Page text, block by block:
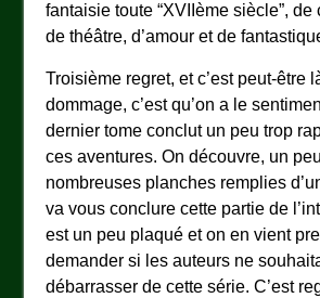
fantaisie toute “XVIIème siècle”, de
de théâtre, d’amour et de
Troisième regret, et c’est peut-être
dommage, c’est qu’on a le
dernier tome conclut un peu trop
ces aventures. On découvre, un
nombreuses planches remplies
va vous conclure cette partie de
est un peu plaqué et on en vient
demander si les auteurs ne
débarrasser de cette série. C’est